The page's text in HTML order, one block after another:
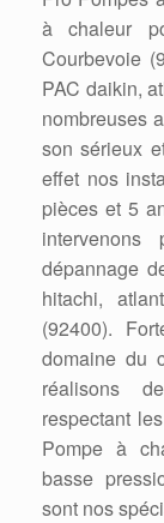
à chaleur
Courbevoie
PAC daikin,
nombreuses
son sérieux
effet nos
pièces et 5
intervenons
dépannage
hitachi,
(92400).
domaine du
réalisons
respectant
Pompe à
basse
sont nos